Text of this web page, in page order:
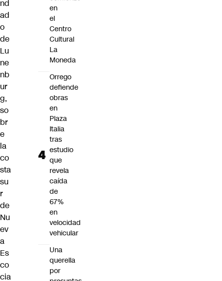
nd
ad
o
de
Lu
ne
nb
ur
g,
so
br
e
la
co
sta
su
r
de
Nu
ev
a
Es
co
cia
en
el
Centro
Cultural
La
Moneda
Orrego
defiende
obras
en
Plaza
Italia
tras
estudio
que
revela
caída
de
67%
en
velocidad
vehicular
Una
querella
por